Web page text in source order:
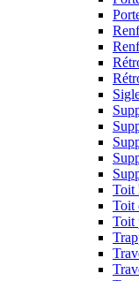
Toit
Toit
Toit